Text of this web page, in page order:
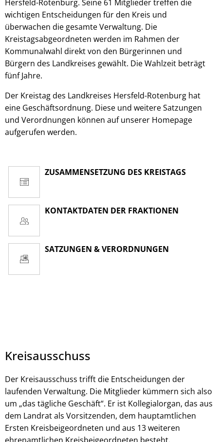
Hersfeld-Rotenburg. Seine 61 Mitglieder treffen die
wichtigen Entscheidungen für den Kreis und
überwachen die gesamte Verwaltung. Die
Kreistagsabgeordneten werden im Rahmen der
Kommunalwahl direkt von den Bürgerinnen und
Bürgern des Landkreises gewählt. Die Wahlzeit beträgt
fünf Jahre.
Der Kreistag des Landkreises Hersfeld-Rotenburg hat
eine Geschäftsordnung. Diese und weitere Satzungen
und Verordnungen können auf unserer Homepage
aufgerufen werden.
ZUSAMMENSETZUNG DES KREISTAGS
KONTAKTDATEN DER FRAKTIONEN
SATZUNGEN & VERORDNUNGEN
Kreisausschuss
Der Kreisausschuss trifft die Entscheidungen der
laufenden Verwaltung. Die Mitglieder kümmern sich also
um „das tägliche Geschäft“. Er ist Kollegialorgan, das aus
dem Landrat als Vorsitzenden, dem hauptamtlichen
Ersten Kreisbeigeordneten und aus 13 weiteren